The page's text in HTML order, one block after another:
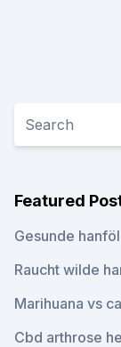
Featured
Gesunde
Raucht wilde
Marihuana vs
Cbd arthrose